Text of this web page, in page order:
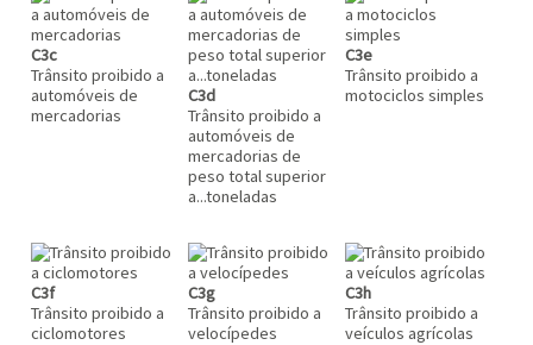
C3c
Trânsito proibido a
automóveis de
mercadorias
C3d
Trânsito proibido a
automóveis de
mercadorias de
peso total superior
a...toneladas
C3e
Trânsito proibido a
motociclos simples
C3f
Trânsito proibido a
ciclomotores
C3g
Trânsito proibido a
velocípedes
C3h
Trânsito proibido a
veículos agrícolas